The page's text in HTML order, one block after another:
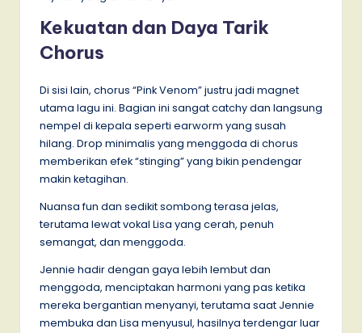
Kekuatan dan Daya Tarik
Chorus
Di sisi lain, chorus “Pink Venom” justru jadi magnet
utama lagu ini. Bagian ini sangat catchy dan langsung
nempel di kepala seperti earworm yang susah
hilang. Drop minimalis yang menggoda di chorus
memberikan efek “stinging” yang bikin pendengar
makin ketagihan.
Nuansa fun dan sedikit sombong terasa jelas,
terutama lewat vokal Lisa yang cerah, penuh
semangat, dan menggoda.
Jennie hadir dengan gaya lebih lembut dan
menggoda, menciptakan harmoni yang pas ketika
mereka bergantian menyanyi, terutama saat Jennie
membuka dan Lisa menyusul, hasilnya terdengar luar